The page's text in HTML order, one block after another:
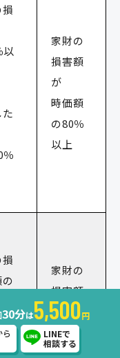
家財の
損害額
が
時価額
の80％
以上
家財の
損害額
が
時価額
の60％
30分は5,500円
ら
LINEで
相談する